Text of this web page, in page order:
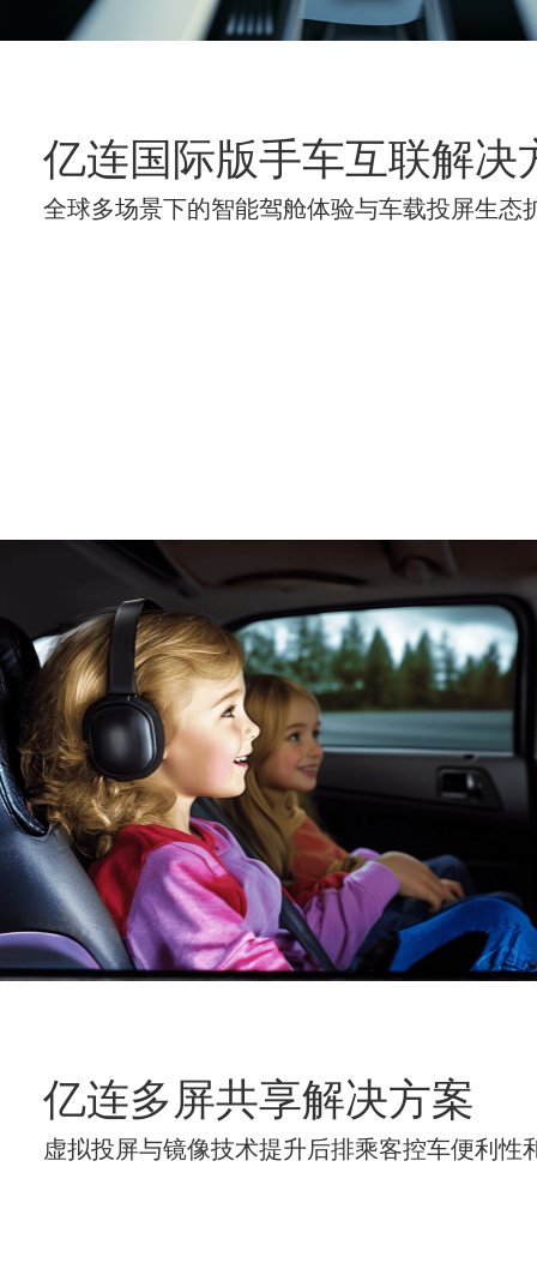
亿连国际版手车互联解决
全球多场景下的智能驾舱体验与车载投屏生态
亿连多屏共享解决方案
虚拟投屏与镜像技术提升后排乘客控车便利性